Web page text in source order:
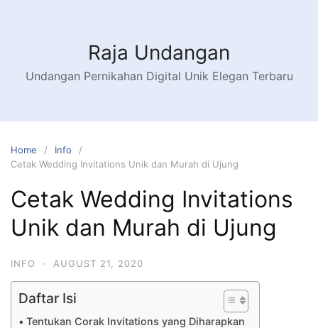
Raja Undangan
Undangan Pernikahan Digital Unik Elegan Terbaru
Home
Info
Cetak Wedding Invitations Unik dan Murah di Ujung
Cetak Wedding Invitations
Unik dan Murah di Ujung
INFO · AUGUST 21, 2020
Daftar Isi
Tentukan Corak Invitations yang Diharapkan